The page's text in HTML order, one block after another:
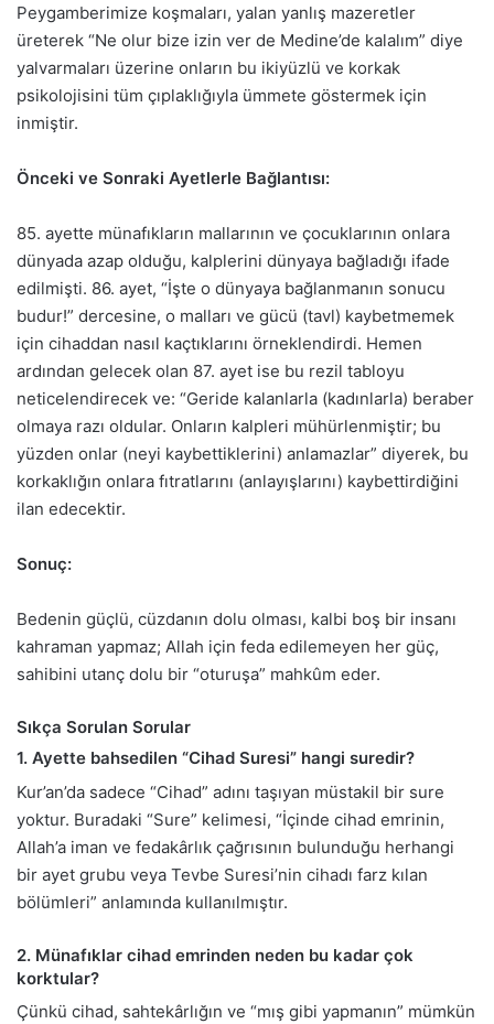
Peygamberimize koşmaları, yalan yanlış mazeretler
üreterek “Ne olur bize izin ver de Medine’de kalalım” diye
yalvarmaları üzerine onların bu ikiyüzlü ve korkak
psikolojisini tüm çıplaklığıyla ümmete göstermek için
inmiştir.
Önceki ve Sonraki Ayetlerle Bağlantısı:
85. ayette münafıkların mallarının ve çocuklarının onlara
dünyada azap olduğu, kalplerini dünyaya bağladığı ifade
edilmişti. 86. ayet, “İşte o dünyaya bağlanmanın sonucu
budur!” dercesine, o malları ve gücü (tavl) kaybetmemek
için cihaddan nasıl kaçtıklarını örneklendirdi. Hemen
ardından gelecek olan 87. ayet ise bu rezil tabloyu
neticelendirecek ve: “Geride kalanlarla (kadınlarla) beraber
olmaya razı oldular. Onların kalpleri mühürlenmiştir; bu
yüzden onlar (neyi kaybettiklerini) anlamazlar” diyerek, bu
korkaklığın onlara fıtratlarını (anlayışlarını) kaybettirdiğini
ilan edecektir.
Sonuç:
Bedenin güçlü, cüzdanın dolu olması, kalbi boş bir insanı
kahraman yapmaz; Allah için feda edilemeyen her güç,
sahibini utanç dolu bir “oturuşa” mahkûm eder.
Sıkça Sorulan Sorular
1. Ayette bahsedilen “Cihad Suresi” hangi suredir?
Kur’an’da sadece “Cihad” adını taşıyan müstakil bir sure
yoktur. Buradaki “Sure” kelimesi, “İçinde cihad emrinin,
Allah’a iman ve fedakârlık çağrısının bulunduğu herhangi
bir ayet grubu veya Tevbe Suresi’nin cihadı farz kılan
bölümleri” anlamında kullanılmıştır.
2. Münafıklar cihad emrinden neden bu kadar çok
korktular?
Çünkü cihad, sahtekârlığın ve “mış gibi yapmanın” mümkün